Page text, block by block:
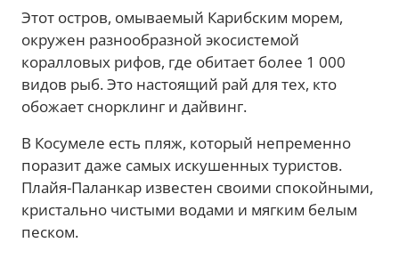
Этот остров, омываемый Карибским морем,
окружен разнообразной экосистемой
коралловых рифов, где обитает более 1 000
видов рыб. Это настоящий рай для тех, кто
обожает снорклинг и дайвинг.
В Косумеле есть пляж, который непременно
поразит даже самых искушенных туристов.
Плайя-Паланкар известен своими спокойными,
кристально чистыми водами и мягким белым
песком.